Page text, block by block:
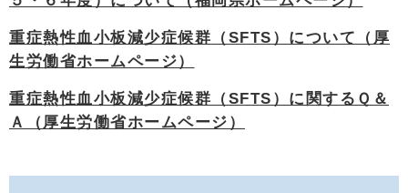
重症熱性血小板減少症候群（SFTS）について（厚
生労働省ホームページ）
重症熱性血小板減少症候群（SFTS）に関するＱ＆
Ａ（厚生労働省ホームページ）